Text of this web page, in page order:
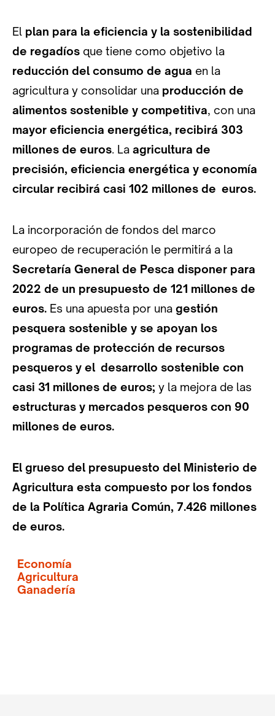
El plan para la eficiencia y la sostenibilidad
de regadíos que tiene como objetivo la
reducción del consumo de agua en la
agricultura y consolidar una producción de
alimentos sostenible y competitiva, con una
mayor eficiencia energética, recibirá 303
millones de euros. La agricultura de
precisión, eficiencia energética y economía
circular recibirá casi 102 millones de euros.
La incorporación de fondos del marco
europeo de recuperación le permitirá a la
Secretaría General de Pesca disponer para
2022 de un presupuesto de 121 millones de
euros. Es una apuesta por una gestión
pesquera sostenible y se apoyan los
programas de protección de recursos
pesqueros y el desarrollo sostenible con
casi 31 millones de euros; y la mejora de las
estructuras y mercados pesqueros con 90
millones de euros.
El grueso del presupuesto del Ministerio de
Agricultura esta compuesto por los fondos
de la Política Agraria Común, 7.426 millones
de euros.
Economía
Agricultura
Ganadería